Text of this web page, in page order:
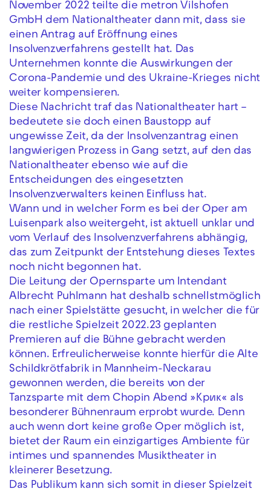
November 2022 teilte die metron Vilshofen
GmbH dem Nationaltheater dann mit, dass sie
einen Antrag auf Eröffnung eines
Insolvenzverfahrens gestellt hat. Das
Unternehmen konnte die Auswirkungen der
Corona-Pandemie und des Ukraine-Krieges nicht
weiter kompensieren.
Diese Nachricht traf das Nationaltheater hart –
bedeutete sie doch einen Baustopp auf
ungewisse Zeit, da der Insolvenzantrag einen
langwierigen Prozess in Gang setzt, auf den das
Nationaltheater ebenso wie auf die
Entscheidungen des eingesetzten
Insolvenzverwalters keinen Einfluss hat.
Wann und in welcher Form es bei der Oper am
Luisenpark also weitergeht, ist aktuell unklar und
vom Verlauf des Insolvenzverfahrens abhängig,
das zum Zeitpunkt der Entstehung dieses Textes
noch nicht begonnen hat.
Die Leitung der Opernsparte um Intendant
Albrecht Puhlmann hat deshalb schnellstmöglich
nach einer Spielstätte gesucht, in welcher die für
die restliche Spielzeit 2022.23 geplanten
Premieren auf die Bühne gebracht werden
können. Erfreulicherweise konnte hierfür die Alte
Schildkrötfabrik in Mannheim-Neckarau
gewonnen werden, die bereits von der
Tanzsparte mit dem Chopin Abend »Крик« als
besonderer Bühnenraum erprobt wurde. Denn
auch wenn dort keine große Oper möglich ist,
bietet der Raum ein einzigartiges Ambiente für
intimes und spannendes Musiktheater in
kleinerer Besetzung.
Das Publikum kann sich somit in dieser Spielzeit